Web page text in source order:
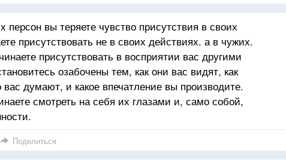
персон вы теряете чувство присутствия в своих
присутствовать не в своих действиях. а в чужих.
присутствовать в восприятии вас другими
озабочены тем, как они вас видят, как
думают, и какое впечатление вы производите.
смотреть на себя их глазами и, само собой,
Поделиться